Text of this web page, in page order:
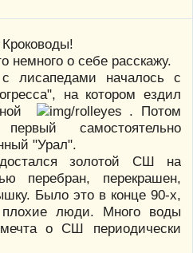
немного о себе расскажу.
лисапедами началось с
на котором ездил
. Потом
самостоятельно
"Урал".
золотой СШ на
перебран, перекрашен,
Было это в конце 90-х,
люди. Много воды
о СШ периодически